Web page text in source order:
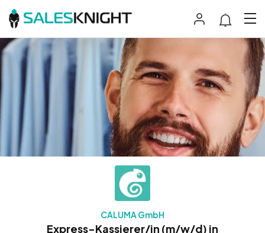
CALUMA GmbH
Express-Kassierer/in (m/w/d) in